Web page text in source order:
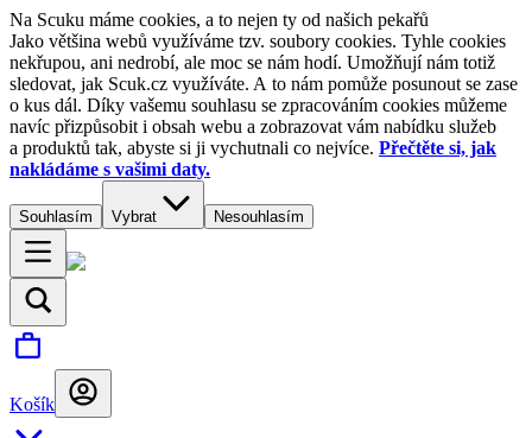
Na Scuku máme cookies, a to nejen ty od našich pekařů
Jako většina webů využíváme tzv. soubory cookies. Tyhle cookies
nekřupou, ani nedrobí, ale moc se nám hodí. Umožňují nám totiž
sledovat, jak Scuk.cz využíváte. A to nám pomůže posunout se zase
o kus dál. Díky vašemu souhlasu se zpracováním cookies můžeme
navíc přizpůsobit i obsah webu a zobrazovat vám nabídku služeb
a produktů tak, abyste si ji vychutnali co nejvíce. Přečtěte si, jak
nakládáme s vašimi daty.
Souhlasím Vybrat Nesouhlasím
Košík